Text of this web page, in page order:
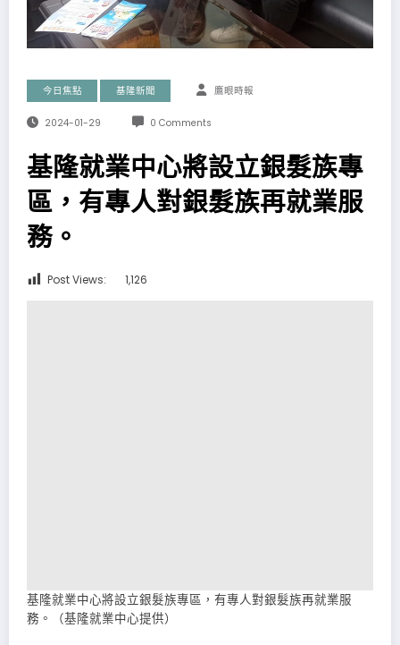
今日焦點 基隆新聞 鷹眼時報
2024-01-29 0 Comments
基隆就業中心將設立銀髮族專
區，有專人對銀髮族再就業服
務。
Post Views: 1,126
基隆就業中心將設立銀髮族專區，有專人對銀髮族再就業服
務。（基隆就業中心提供）